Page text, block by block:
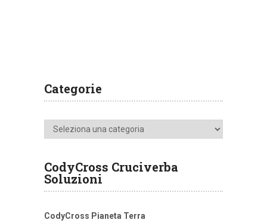
Categorie
Categorie
CodyCross Cruciverba
Soluzioni
CodyCross Pianeta Terra